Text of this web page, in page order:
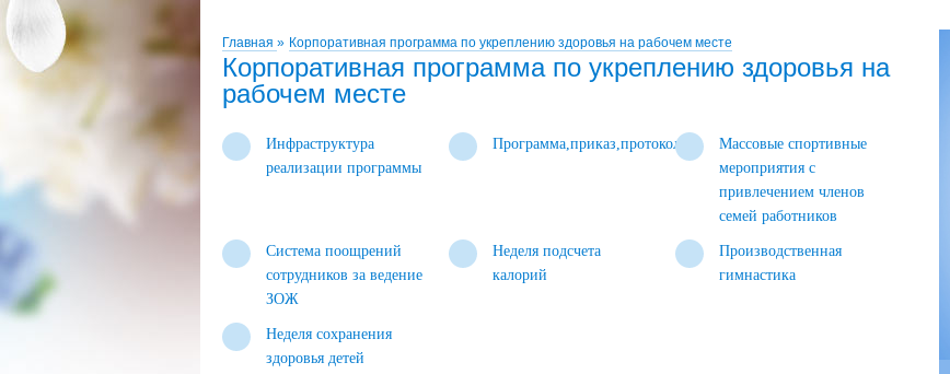
Главная » Корпоративная программа по укреплению здоровья на рабочем месте
Корпоративная программа по укреплению здоровья на
рабочем месте
Инфраструктура
реализации программы
Программа,приказ,протокол
Массовые спортивные
мероприятия с
привлечением членов
семей работников
Система поощрений
сотрудников за ведение
ЗОЖ
Неделя подсчета
калорий
Производственная
гимнастика
Неделя сохранения
здоровья детей